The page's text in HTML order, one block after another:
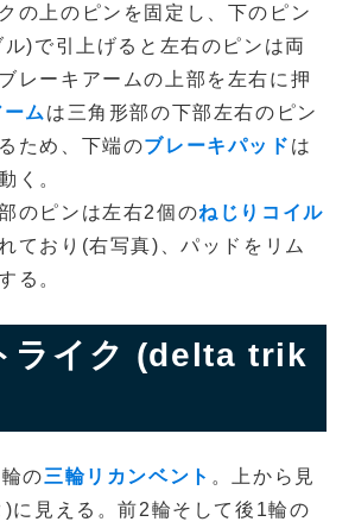
の上のピンを固定し、下のピン
ル)で引上げると左右のピンは両
レーキアームの上部を左右に押
ム は三角形部の下部左右のピン
ため、下端のブレーキパッド は
く。
のピンは左右2個のねじりコイル
ており(右写真)、パッドをリム
る。
ライク (delta trik
の三輪リカンベント 。上から見
)に見える。前2輪そして後1輪の